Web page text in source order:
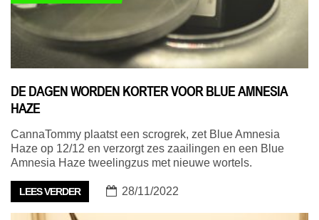
DE DAGEN WORDEN KORTER VOOR BLUE AMNESIA
HAZE
CannaTommy plaatst een scrogrek, zet Blue Amnesia
Haze op 12/12 en verzorgt zes zaailingen en een Blue
Amnesia Haze tweelingzus met nieuwe wortels.
LEES VERDER 28/11/2022